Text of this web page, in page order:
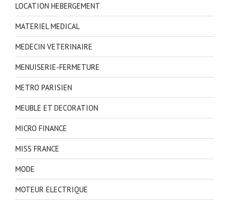
LOCATION HEBERGEMENT
MATERIEL MEDICAL
MEDECIN VETERINAIRE
MENUISERIE-FERMETURE
METRO PARISIEN
MEUBLE ET DECORATION
MICRO FINANCE
MISS FRANCE
MODE
MOTEUR ELECTRIQUE